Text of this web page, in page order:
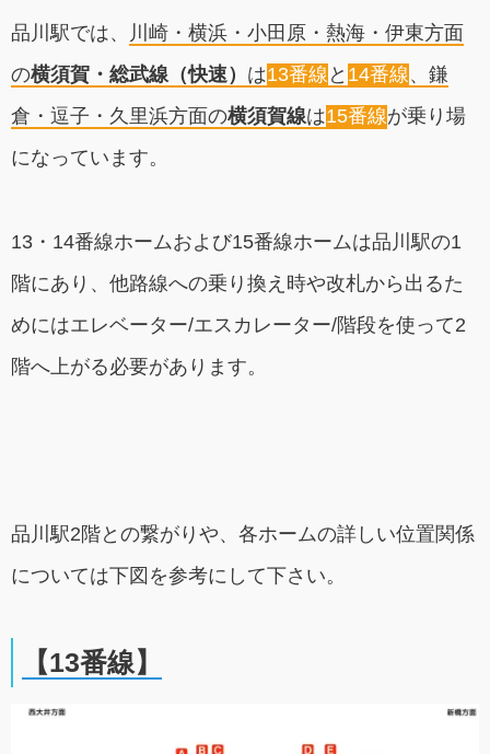
品川駅では、
川崎・横浜・小田原・熱海・伊東方面
の横須賀・総武線（快速） は13番線 と 14番線、鎌
倉・逗子・久里浜方面の横須賀線は15番線が乗り場
になっています。
13・14番線ホームおよび15番線ホームは品川駅の1
階にあり、他路線への乗り換え時や改札から出るた
めにはエレベーター/エスカレーター/階段を使って2
階へ上がる必要があります。
品川駅2階との繋がりや、各ホームの詳しい位置関係
については下図を参考にして下さい。
【13番線】